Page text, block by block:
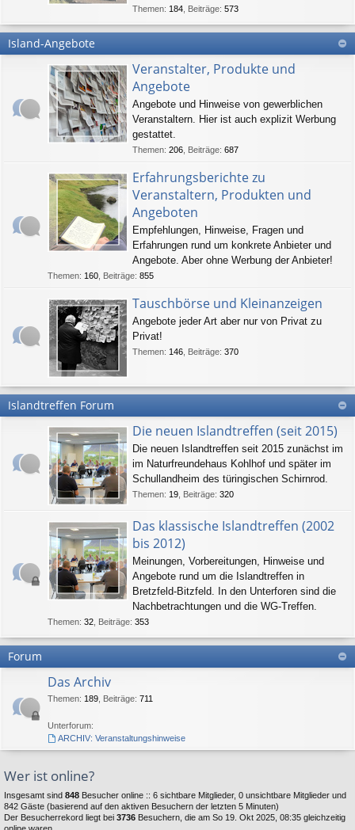
Themen: 184 Beiträge: 573
Island-Angebote
Veranstalter, Produkte und
Angebote
Angebote und Hinweise von gewerblichen
Veranstaltern. Hier ist auch explizit Werbung
gestattet.
Themen: 206 Beiträge: 687
Erfahrungsberichte zu
Veranstaltern, Produkten und
Angeboten
Empfehlungen, Hinweise, Fragen und
Erfahrungen rund um konkrete Anbieter und
Angebote. Aber ohne Werbung der Anbieter!
Themen: 160 Beiträge: 855
Tauschbörse und Kleinanzeigen
Angebote jeder Art aber nur von Privat zu
Privat!
Themen: 146 Beiträge: 370
Islandtreffen Forum
Die neuen Islandtreffen (seit 2015)
Die neuen Islandtreffen seit 2015 zunächst im
im Naturfreundehaus Kohlhof und später im
Schullandheim des türingischen Schirnrod.
Themen: 19 Beiträge: 320
Das klassische Islandtreffen (2002
bis 2012)
Meinungen, Vorbereitungen, Hinweise und
Angebote rund um die Islandtreffen in
Bretzfeld-Bitzfeld. In den Unterforen sind die
Nachbetrachtungen und die WG-Treffen.
Themen: 32 Beiträge: 353
Forum
Das Archiv
Themen: 189 Beiträge: 711
Unterforum:
ARCHIV: Veranstaltungshinweise
Wer ist online?
Insgesamt sind 848 Besucher online :: 6 sichtbare Mitglieder, 0 unsichtbare Mitglieder und
842 Gäste (basierend auf den aktiven Besuchern der letzten 5 Minuten)
Der Besucherrekord liegt bei 3736 Besuchern, die am So 19. Okt 2025, 08:35 gleichzeitig